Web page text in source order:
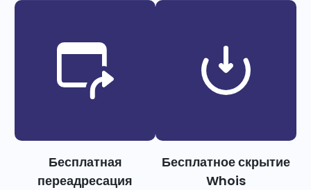
Бесплатная
переадресация
Бесплатное скрытие
Whois